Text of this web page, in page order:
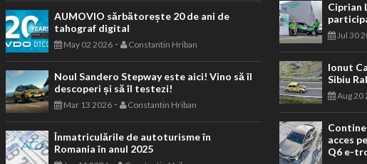
AUMOVIO sărbătorește 20 de ani de
tahograf digital
May 02 2026 - Constantin Hriban
Noul Sandero Stepway este aici! Vino să îl
descoperi și să îl testezi!
Mar 13 2026 - Constantin Hriban
Înmatriculările de autoturisme în
Romania în anul 2025
Ciprian
Jul 30
Ionut
Sibiu
Aug 20
acces
Q6 e-